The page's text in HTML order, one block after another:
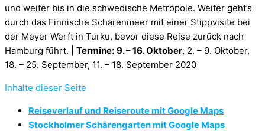
und weiter bis in die schwedische Metropole. Weiter geht’s
durch das Finnische Schärenmeer mit einer Stippvisite bei
der Meyer Werft in Turku, bevor diese Reise zurück nach
Hamburg führt. | Termine: 9. – 16. Oktober, 2. – 9. Oktober,
18. – 25. September, 11. – 18. September 2020
Inhalte dieser Seite
Reiseverlauf und Reiseroute mit Google Maps
Stockholmer Schärengarten mit Google Maps